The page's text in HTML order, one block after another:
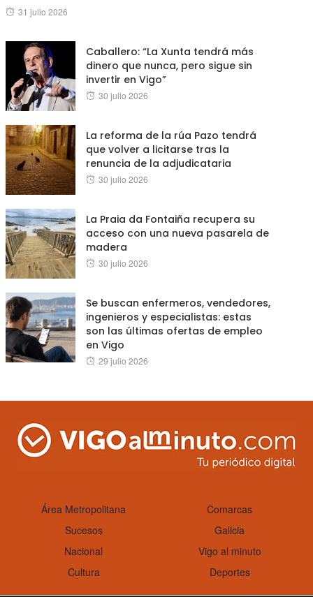
Posted
31 julio 2026
Caballero: “La Xunta tendrá más
dinero que nunca, pero sigue sin
invertir en Vigo”
Posted
30 julio 2026
La reforma de la rúa Pazo tendrá
que volver a licitarse tras la
renuncia de la adjudicataria
Posted
30 julio 2026
La Praia da Fontaiña recupera su
acceso con una nueva pasarela de
madera
Posted
30 julio 2026
Se buscan enfermeros, vendedores,
ingenieros y especialistas: estas
son las últimas ofertas de empleo
en Vigo
Posted
29 julio 2026
Área Metropolitana
Comarcas
Sucesos
Galicia
Nacional
Vigo al minuto
Cultura
Deportes